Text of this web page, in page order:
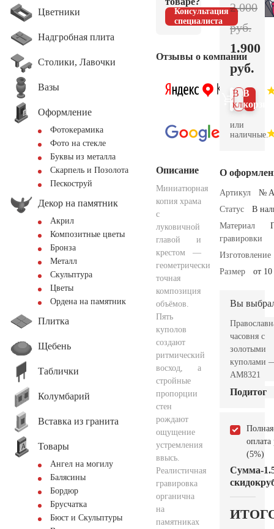
Цветники
Надгробная плита
Столики, Лавочки
Вазы
Оформление
Фотокерамика
Фото на стекле
Буквы из металла
Скарпель и Позолота
Пескоструй
Декор на памятник
Акрил
Композитные цветы
Бронза
Металл
Скульптура
Цветы
Ордена на памятник
Плитка
Щебень
Таблички
Колумбарий
Вставка из гранита
Товары
Ангел на могилу
Балясины
Бордюр
Брусчатка
Бюст и Скульптуры
Консультация
специалиста
Отзывы о компании
Описание
Миниатюрная
копия храма
с
луковичной
главой и
крестом —
геометрически
точная
композиция
объёмов.
Пять
куполов
создают
ритмический
восход, а
стройные
пропорции
стен
рождают
ощущение
устремления
ввысь.
Реалистичная
гравировка
органична
на
памятниках
2.000
руб.
1.900
руб.
В
В 1
клик
или
наличные.
О
Артикул
№
Статус
В
Материал
гравировки
Изготовление
Размер
от
Вы
часовня с
золотыми
куполами
AM8321
Подитог
Полная
оплата
(5%)
Сумма
скидок
-